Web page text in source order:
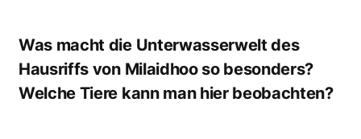
Was macht die Unterwasserwelt des
Hausriffs von Milaidhoo so besonders?
Welche Tiere kann man hier beobachten?